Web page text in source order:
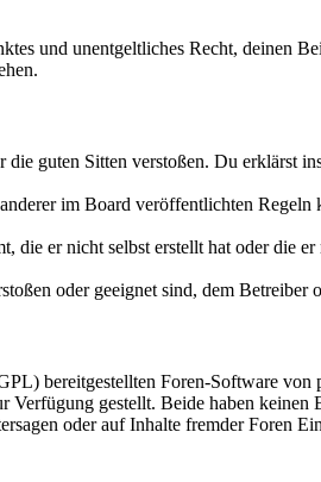
und unentgeltliches Recht, deinen
guten Sitten verstoßen. Du erklärst
im Board veröffentlichten
er nicht selbst erstellt hat oder die
oder geeignet sind, dem Betreiber
bereitgestellten Foren-Software
Verfügung gestellt. Beide haben
oder auf Inhalte fremder Foren